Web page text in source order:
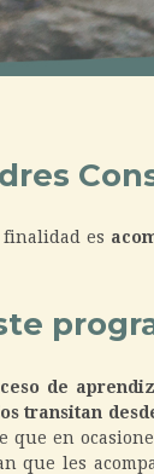
finalidad es
de
transitan
que en
que les